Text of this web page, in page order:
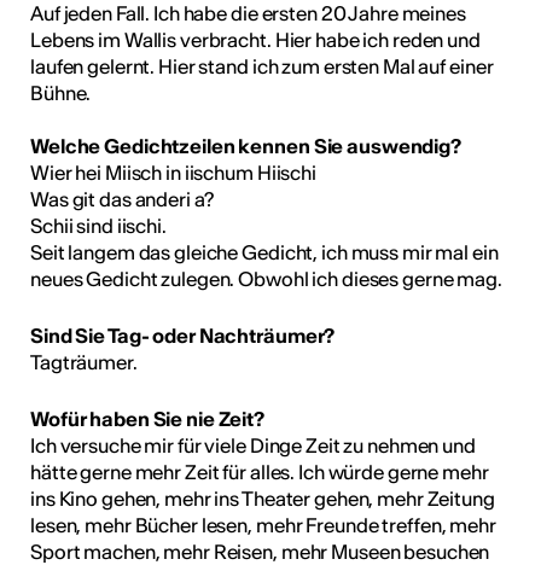
Auf jeden Fall. Ich habe die ersten 20 Jahre meines
Lebens im Wallis verbracht. Hier habe ich reden und
laufen gelernt. Hier stand ich zum ersten Mal auf einer
Bühne.
Welche Gedichtzeilen kennen Sie auswendig?
Wier hei Miisch in iischum Hiischi
Was git das anderi a?
Schii sind iischi.
Seit langem das gleiche Gedicht, ich muss mir mal ein
neues Gedicht zulegen. Obwohl ich dieses gerne mag.
Sind Sie Tag- oder Nachträumer?
Tagträumer.
Wofür haben Sie nie Zeit?
Ich versuche mir für viele Dinge Zeit zu nehmen und
hätte gerne mehr Zeit für alles. Ich würde gerne mehr
ins Kino gehen, mehr ins Theater gehen, mehr Zeitung
lesen, mehr Bücher lesen, mehr Freunde treffen, mehr
Sport machen, mehr Reisen, mehr Museen besuchen